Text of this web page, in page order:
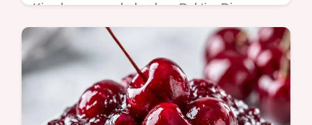
Kirschenmarmelade ohne Pektin. Die
Anleitung enthält eine Tabelle über den
Zweck jeder Zutat für ein glänzendes
Ergebnis.